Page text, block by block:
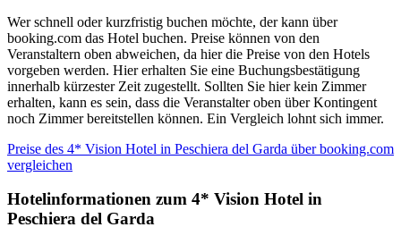
Wer schnell oder kurzfristig buchen möchte, der kann über
booking.com das Hotel buchen. Preise können von den
Veranstaltern oben abweichen, da hier die Preise von den Hotels
vorgeben werden. Hier erhalten Sie eine Buchungsbestätigung
innerhalb kürzester Zeit zugestellt. Sollten Sie hier kein Zimmer
erhalten, kann es sein, dass die Veranstalter oben über Kontingent
noch Zimmer bereitstellen können. Ein Vergleich lohnt sich immer.
Preise des 4* Vision Hotel in Peschiera del Garda über booking.com
vergleichen
Hotelinformationen zum 4* Vision Hotel in
Peschiera del Garda